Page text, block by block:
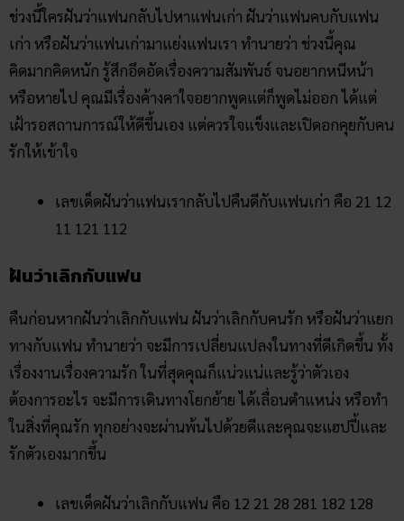
ช่วงนี้ใครฝันว่าแฟนกลับไปหาแฟนเก่า ฝันว่าแฟนคบกับแฟน
เก่า หรือฝันว่าแฟนเก่ามาแย่งแฟนเรา ทำนายว่า ช่วงนี้คุณ
คิดมากคิดหนัก รู้สึกอึดอัดเรื่องความสัมพันธ์ จนอยากหนีหน้า
หรือหายไป คุณมีเรื่องค้างคาใจอยากพูดแต่ก็พูดไม่ออก ได้แต่
เฝ้ารอสถานการณ์ให้ดีขึ้นเอง แต่ควรใจแข็งและเปิดอกคุยกับคน
รักให้เข้าใจ
เลขเด็ดฝันว่าแฟนเรากลับไปคืนดีกับแฟนเก่า คือ 21 12
11 121 112
ฝันว่าเลิกกับแฟน
คืนก่อนหากฝันว่าเลิกกับแฟน ฝันว่าเลิกกับคนรัก หรือฝันว่าแยก
ทางกับแฟน ทำนายว่า จะมีการเปลี่ยนแปลงในทางที่ดีเกิดขึ้น ทั้ง
เรื่องงานเรื่องความรัก ในที่สุดคุณก็แน่วแน่และรู้ว่าตัวเอง
ต้องการอะไร จะมีการเดินทางโยกย้าย ได้เลื่อนตำแหน่ง หรือทำ
ในสิ่งที่คุณรัก ทุกอย่างจะผ่านพ้นไปด้วยดีและคุณจะแฮปปี้และ
รักตัวเองมากขึ้น
เลขเด็ดฝันว่าเลิกกับแฟน คือ 12 21 28 281 182 128